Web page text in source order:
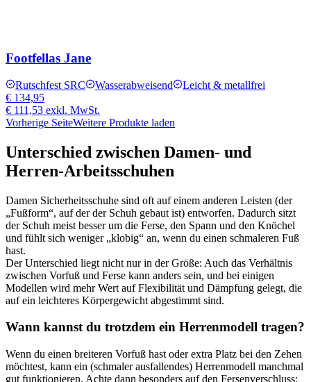
Footfellas Jane
Rutschfest SRC Wasserabweisend
Leicht & metallfrei
€ 134,95
€ 111,53 exkl. MwSt.
Vorherige SeiteWeitere Produkte laden
Unterschied zwischen Damen- und
Herren-Arbeitsschuhen
Damen Sicherheitsschuhe sind oft auf einem anderen Leisten (der
„Fußform“, auf der der Schuh gebaut ist) entworfen. Dadurch sitzt
der Schuh meist besser um die Ferse, den Spann und den Knöchel
und fühlt sich weniger „klobig“ an, wenn du einen schmaleren Fuß
hast.
Der Unterschied liegt nicht nur in der Größe: Auch das Verhältnis
zwischen Vorfuß und Ferse kann anders sein, und bei einigen
Modellen wird mehr Wert auf Flexibilität und Dämpfung gelegt, die
auf ein leichteres Körpergewicht abgestimmt sind.
Wann kannst du trotzdem ein Herrenmodell tragen?
Wenn du einen breiteren Vorfuß hast oder extra Platz bei den Zehen
möchtest, kann ein (schmaler ausfallendes) Herrenmodell manchmal
gut funktionieren. Achte dann besonders auf den Fersenverschluss: